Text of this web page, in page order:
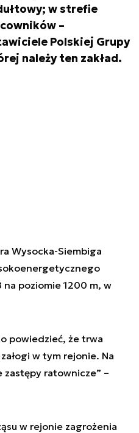
w strefie
–
Polskiej Grupy
należy ten zakład.
Wysocka-Siembiga
na poziomie 1200 m, w
powiedzieć, że trwa
w tym rejonie. Na
zastępy ratownicze” –
w rejonie zagrożenia